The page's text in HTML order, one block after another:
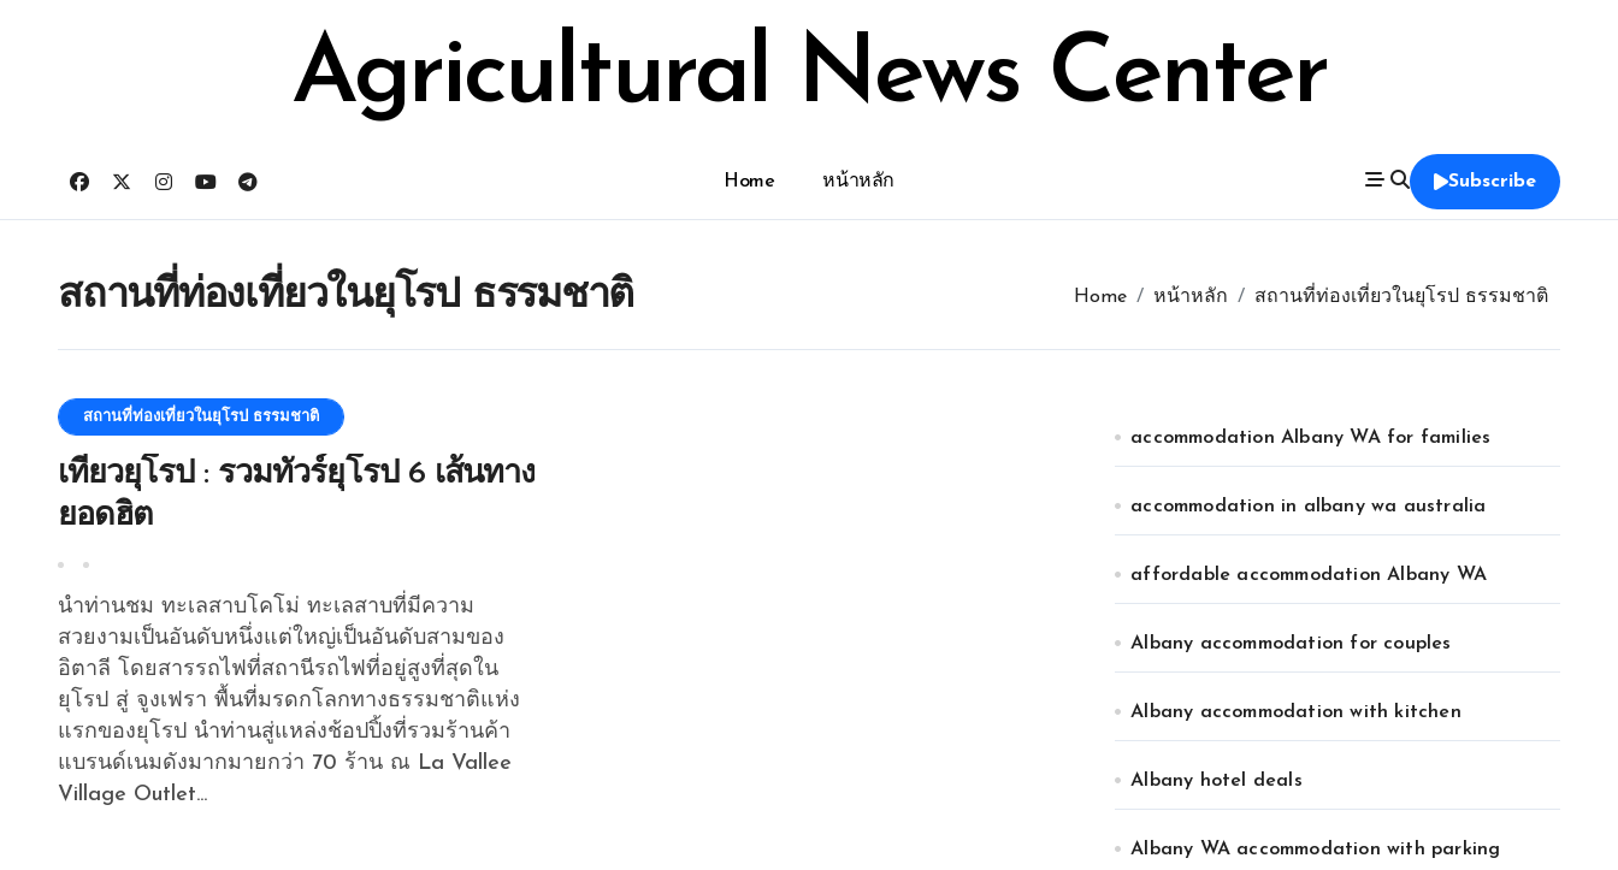
Agricultural News Center
Home หน้าหลัก Subscribe
สถานที่ท่องเที่ยวในยุโรป ธรรมชาติ Home หน้าหลัก สถานที่ท่องเที่ยวในยุโรป ธรรมชาติ
สถานที่ท่องเที่ยวในยุโรป ธรรมชาติ
เที่ยวยุโรป : รวมทัวร์ยุโรป 6 เส้นทาง
ยอดฮิต
นำท่านชม ทะเลสาบโคโม่ ทะเลสาบที่มีความ
สวยงามเป็นอันดับหนึ่งแต่ใหญ่เป็นอันดับสามของ
อิตาลี โดยสารรถไฟที่สถานีรถไฟที่อยู่สูงที่สุดใน
ยุโรป สู่ จูงเฟรา พื้นที่มรดกโลกทางธรรมชาติแห่ง
แรกของยุโรป นำท่านสู่แหล่งช้อปปิ้งที่รวมร้านค้า
แบรนด์เนมดังมากมายกว่า 70 ร้าน ณ La Vallee
Village Outlet...
accommodation Albany WA for families
accommodation in albany wa australia
affordable accommodation Albany WA
Albany accommodation for couples
Albany accommodation with kitchen
Albany hotel deals
Albany WA accommodation with parking